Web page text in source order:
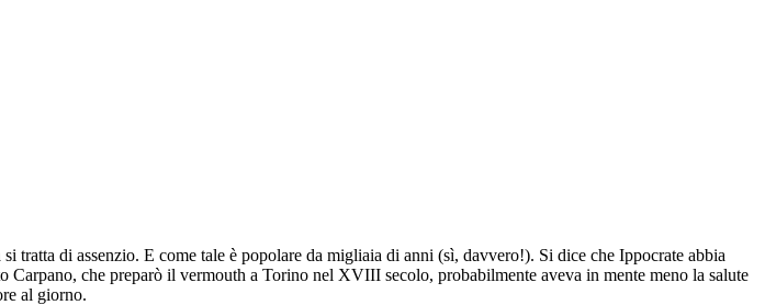
tratta di assenzio. E come tale è popolare da migliaia di anni (sì, davvero!). Si dice che Ippocrate abbia
che preparò il vermouth a Torino nel XVIII secolo, probabilmente aveva in mente meno la salute
al giorno.